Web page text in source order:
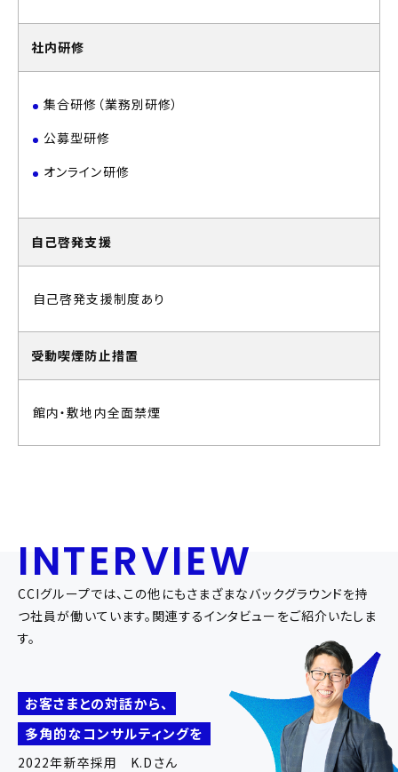
社内研修
集合研修（業務別研修）
公募型研修
オンライン研修
自己啓発支援
自己啓発支援制度あり
受動喫煙防止措置
館内・敷地内全面禁煙
INTERVIEW
CCIグループでは、この他にもさまざまなバックグラウンドを持
つ社員が働いています。関連するインタビューをご紹介いたしま
す。
お客さまとの対話から、
多角的なコンサルティングを
2022年新卒採用 K.Dさん